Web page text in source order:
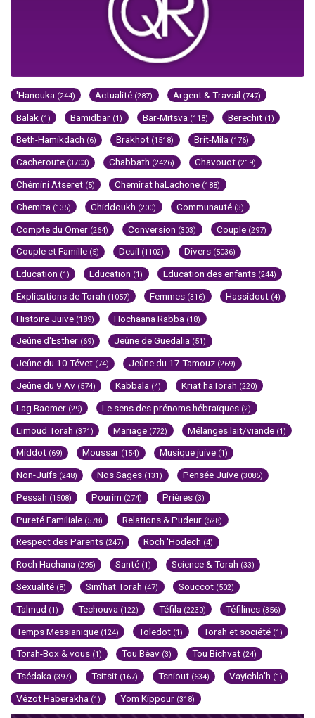
'Hanouka (244) Actualité (287) Argent & Travail (747)
Balak (1) Bamidbar (1) Bar-Mitsva (118) Berechit (1)
Beth-Hamikdach (6) Brakhot (1518) Brit-Mila (176)
Cacheroute (3703) Chabbath (2426) Chavouot (219)
Chémini Atseret (5) Chemirat haLachone (188)
Chemita (135) Chiddoukh (200) Communauté (3)
Compte du Omer (264) Conversion (303) Couple (297)
Couple et Famille (5) Deuil (1102) Divers (5036)
Education (1) Education (1) Education des enfants (244)
Explications de Torah (1057) Femmes (316) Hassidout (4)
Histoire Juive (189) Hochaana Rabba (18)
Jeûne d'Esther (69) Jeûne de Guedalia (51)
Jeûne du 10 Tévet (74) Jeûne du 17 Tamouz (269)
Jeûne du 9 Av (574) Kabbala (4) Kriat haTorah (220)
Lag Baomer (29) Le sens des prénoms hébraïques (2)
Limoud Torah (371) Mariage (772) Mélanges lait/viande (1)
Middot (69) Moussar (154) Musique juive (1)
Non-Juifs (248) Nos Sages (131) Pensée Juive (3085)
Pessah (1508) Pourim (274) Prières (3)
Pureté Familiale (578) Relations & Pudeur (528)
Respect des Parents (247) Roch 'Hodech (4)
Roch Hachana (295) Santé (1) Science & Torah (33)
Sexualité (8) Sim'hat Torah (47) Souccot (502)
Talmud (1) Techouva (122) Téfila (2230) Téfilines (356)
Temps Messianique (124) Toledot (1) Torah et société (1)
Torah-Box & vous (1) Tou Béav (3) Tou Bichvat (24)
Tsédaka (397) Tsitsit (167) Tsniout (634) Vayichla'h (1)
Vézot Haberakha (1) Yom Kippour (318)